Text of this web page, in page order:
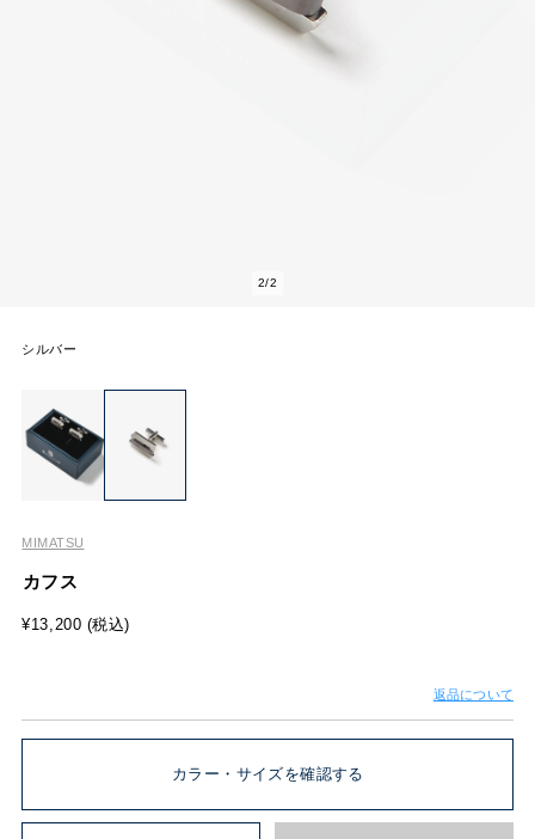
2/2
シルバー
MIMATSU
カフス
¥13,200 (税込)
返品について
カラー・サイズを確認する